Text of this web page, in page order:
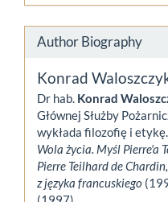
Author Biography
Konrad
Dr hab. Konrad
Głównej Służby
wykłada filozofię i
Wola życia. Myśl Pierre'a
Pierre Teilhard de
z języka francuskiego